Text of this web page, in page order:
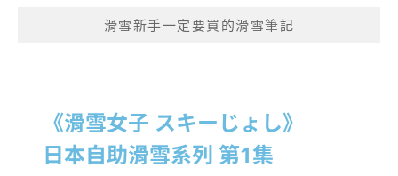
滑雪新手一定要買的滑雪筆記